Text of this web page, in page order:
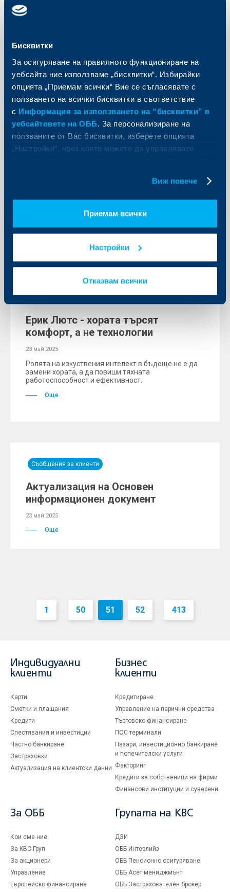
Бисквитки
За осигуряване на правилното функциониране на
уебсайта ние използваме „бисквитки“. Избирайки
опцията „Приемам всички“ Вие се съгласявате с
ползването на всички бисквитки в съответствие
с Информация за използването на “бисквитки” в
уебсайтовете на ОББ. За персонализиране на
ползваните от Вас бисквитки, изберете опцията
„Настройки“, чрез която можете да управлявате
Виж повече
Приемам всички
Настройки
Отказвам всички
Съобщение до инвеститорите в
Global Allocation
27 май 2025
Проспектът и основният информационен документ
на подфонда Enhanced Intelligence Global Allocation
на Optimum Fund ще бъдат изменени на 27 юни
2025 г.
Още
Събития
Ерик Лютс - хората търсят
комфорт, а не технологии
23 май 2025
Ролята на изкуствения интелект в бъдеще не е да
замени хората, а да повиши тяхната
работоспособност и ефективност.
Още
Съобщения за клиенти
Актуализация на Основен
информационен документ
23 май 2025
Още
1 ... 50 51 52 ... 413
Индивидуални
клиенти
Карти
Сметки и плащания
Кредити
Спестявания и инвестиции
Частно банкиране
Застраховки
Актуализация на клиентски данни
Бизнес
клиенти
Кредитиране
Управление на парични средства
Търговско финансиране
ПОС терминали
Пазари, инвестиционно банкиране
и попечителски услуги
Факторинг
Кредити за собственици на фирми
Финансови институции и суверени
За ОББ
Кои сме ние
За KBC Груп
За акционери
Управление
Европейско финансиране
Групата на KBC
ДЗИ
ОББ Интерлийз
ОББ Пенсионно осигуряване
ОББ Асет мениджмънт
ОББ Застрахователен брокер